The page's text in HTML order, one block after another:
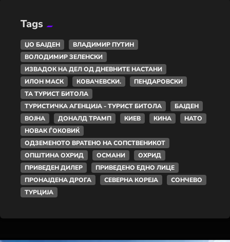
Tags
ЏО БАЈДЕН
ВЛАДИМИР ПУТИН
ВОЛОДИМИР ЗЕЛЕНСКИ
ИЗВАДОК НА ДЕЛ ОД ДНЕВНИТЕ НАСТАНИ
ИЛОН МАСК
КОВАЧЕВСКИ.
ПЕНДАРОВСКИ
ТА ТУРИСТ БИТОЛА
ТУРИСТИЧКА АГЕНЦИЈА - ТУРИСТ БИТОЛА
БАЈДЕН
ВОЈНА
ДОНАЛД ТРАМП КИЕВ КИНА
НАТО
НОВАК ЃОКОВИЌ
ОДЗЕМЕНОТО ВРАТЕНО НА СОПСТВЕНИКОТ
ОПШТИНА ОХРИД
ОСМАНИ
ОХРИД
ПРИВЕДЕН ДИЛЕР
ПРИВЕДЕНО ЕДНО ЛИЦЕ
ПРОНАЈДЕНА ДРОГА
СЕВЕРНА КОРЕЈА
СОНЧЕВО
ТУРЦИЈА